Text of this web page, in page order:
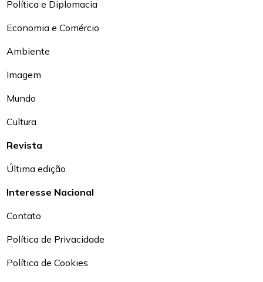
Política e Diplomacia
Economia e Comércio
Ambiente
Imagem
Mundo
Cultura
Revista
Última edição
Interesse Nacional
Contato
Política de Privacidade
Política de Cookies